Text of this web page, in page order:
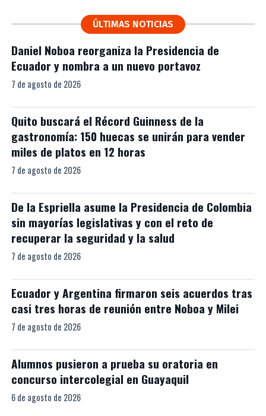
ÚLTIMAS NOTICIAS
Daniel Noboa reorganiza la Presidencia de
Ecuador y nombra a un nuevo portavoz
7 de agosto de 2026
Quito buscará el Récord Guinness de la
gastronomía: 150 huecas se unirán para vender
miles de platos en 12 horas
7 de agosto de 2026
De la Espriella asume la Presidencia de Colombia
sin mayorías legislativas y con el reto de
recuperar la seguridad y la salud
7 de agosto de 2026
Ecuador y Argentina firmaron seis acuerdos tras
casi tres horas de reunión entre Noboa y Milei
7 de agosto de 2026
Alumnos pusieron a prueba su oratoria en
concurso intercolegial en Guayaquil
6 de agosto de 2026